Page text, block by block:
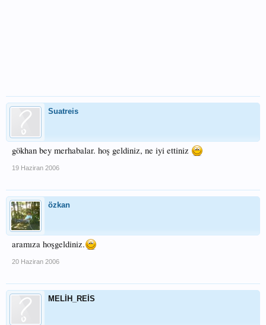
Suatreis
gökhan bey merhabalar. hoş geldiniz, ne iyi ettiniz
19 Haziran 2006
özkan
aramıza hoşgeldiniz.
20 Haziran 2006
MELİH_REİS